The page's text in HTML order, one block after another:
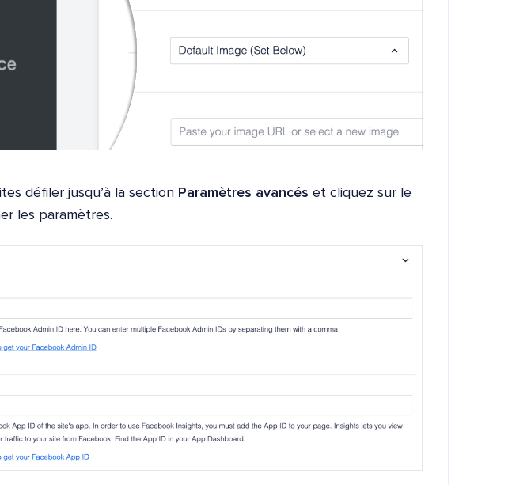
défiler jusqu’à la section Paramètres avancés et cliquez sur le
les paramètres.